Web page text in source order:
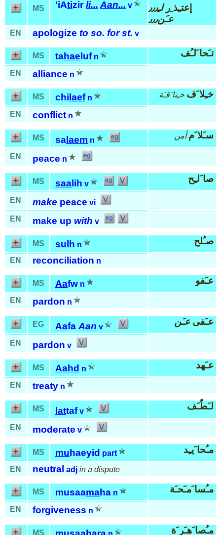
MS 'iAtizirli... Aan... v إعتـِذ ِر لـِ٫٫٫
عـَن٫٫٫
EN apologize to so. for st. v
MS tahae luf n تـَحا َلـُف
EN alliance n
MS chi laef n خـِلا َف خـِنا َقـَة
EN conflict n
MS sa laem n سـَلا َم أمن
EN peace n
MS saa lih v صا َلـِح
EN make peace vi
EN
make up with v
MS sulh n صـُلح
EN reconciliation n
MS Aafw n عـَفو
EN pardon n
EG AafaAan v عـَفىعـَن
EN pardon v
MS Aahd n عـَهد
EN treaty n
MS lattaf v لـَطّـَف
EN moderate v
MS muhaeyid part مـُحا َيـِد
EN neutral adj in a dispute
MS musaamaha n مـُسا َمـَحـَة
EN forgiveness n
MS مـُصا َهـَر َة